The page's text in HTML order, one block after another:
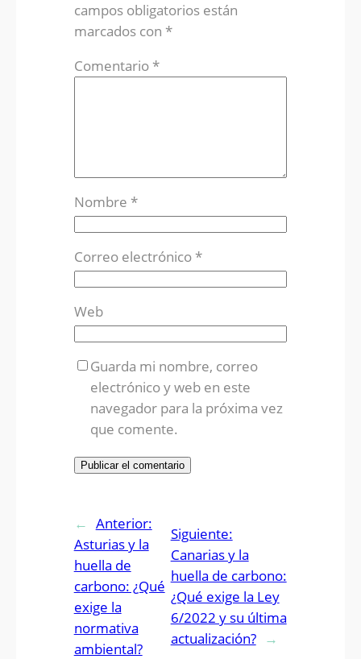
campos obligatorios están
marcados con *
Comentario*
Nombre *
Correo electrónico*
Web
Guarda mi nombre, correo
electrónico y web en este
navegador para la próxima vez
que comente.
← Anterior:
Asturias y la
huella de
carbono: ¿Qué
exige la
normativa
ambiental?
Siguiente:
Canarias y la
huella de carbono:
¿Qué exige la Ley
6/2022 y su última
actualización? →